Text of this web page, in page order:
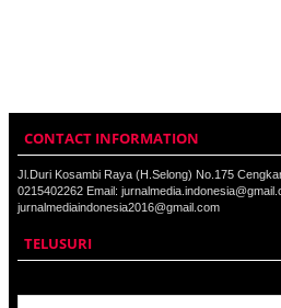
CONTACT INFORMATION
Jl.Duri Kosambi Raya (H.Selong) No.175
0215402262 Email:
jurnalmediaindonesia2016@gmail.com
TELUSURI